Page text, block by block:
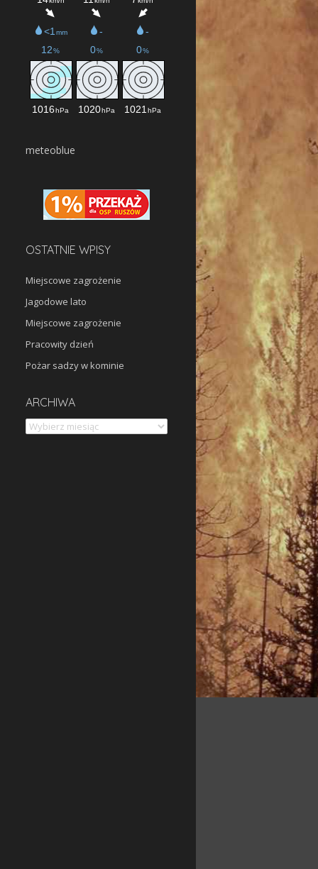
meteoblue
OSTATNIE WPISY
Miejscowe zagrożenie
Jagodowe lato
Miejscowe zagrożenie
Pracowity dzień
Pożar sadzy w kominie
ARCHIWA
Archiwa